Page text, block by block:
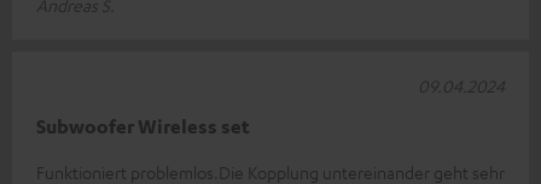
Andreas S.
Subwoofer Wireless set
Funktioniert problemlos.Die Kopplung untereinander geht sehr
09.04.2024